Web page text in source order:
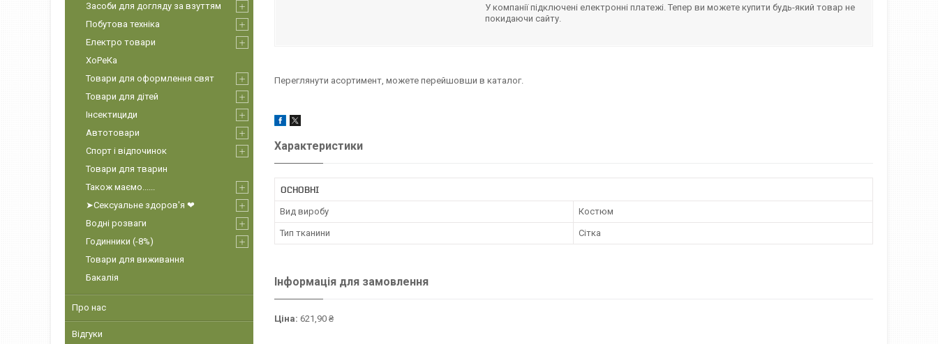
У компанії підключені електронні платежі. Тепер ви можете купити будь-який товар не
покидаючи сайту.
Переглянути асортимент, можете перейшовши в каталог.
Характеристики
ОСНОВНІ
Вид виробу Костюм
Тип тканини Сітка
Інформація для замовлення
Ціна: 621,90 ₴
Засоби для догляду за взуттям
Побутова техніка
Електро товари
ХоРеКа
Товари для оформлення свят
Товари для дітей
Інсектициди
Автотовари
Спорт і відпочинок
Товари для тварин
Також маємо......
➤Сексуальне здоров'я ❤
Водні розваги
Годинники (-8%)
Товари для виживання
Бакалія
Про нас
Відгуки